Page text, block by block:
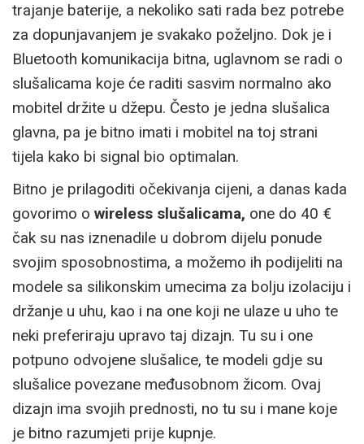
trajanje baterije, a nekoliko sati rada bez potrebe
za dopunjavanjem je svakako poželjno. Dok je i
Bluetooth komunikacija bitna, uglavnom se radi o
slušalicama koje će raditi sasvim normalno ako
mobitel držite u džepu. Često je jedna slušalica
glavna, pa je bitno imati i mobitel na toj strani
tijela kako bi signal bio optimalan.
Bitno je prilagoditi očekivanja cijeni, a danas kada
govorimo o wireless slušalicama, one do 40 €
čak su nas iznenadile u dobrom dijelu ponude
svojim sposobnostima, a možemo ih podijeliti na
modele sa silikonskim umecima za bolju izolaciju i
držanje u uhu, kao i na one koji ne ulaze u uho te
neki preferiraju upravo taj dizajn. Tu su i one
potpuno odvojene slušalice, te modeli gdje su
slušalice povezane međusobnom žicom. Ovaj
dizajn ima svojih prednosti, no tu su i mane koje
je bitno razumjeti prije kupnje.